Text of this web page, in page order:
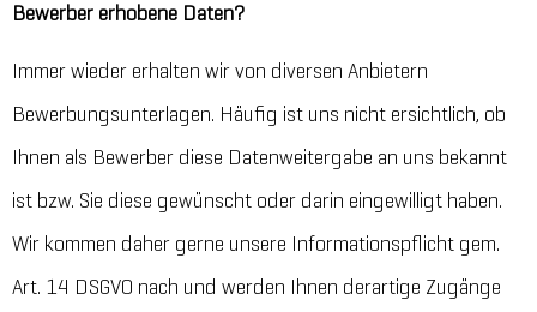
Bewerber erhobene Daten?
Immer wieder erhalten wir von diversen Anbietern
Bewerbungsunterlagen. Häufig ist uns nicht ersichtlich, ob
Ihnen als Bewerber diese Datenweitergabe an uns bekannt
ist bzw. Sie diese gewünscht oder darin eingewilligt haben.
Wir kommen daher gerne unsere Informationspflicht gem.
Art. 14 DSGVO nach und werden Ihnen derartige Zugänge